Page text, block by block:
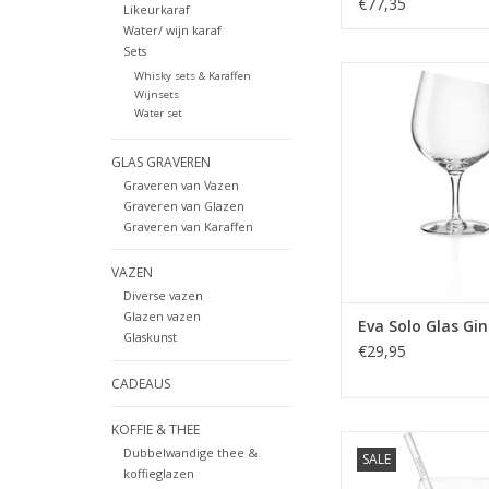
Likeurkaraf
Water/ wijn karaf
Sets
Whisky sets & Karaffen
Wijnsets
Water set
GLAS GRAVEREN
Graveren van Vazen
Graveren van Glazen
Graveren van Karaffen
VAZEN
Diverse vazen
Glazen vazen
Glaskunst
CADEAUS
KOFFIE & THEE
Dubbelwandige thee &
koffieglazen
Glas Gin 620
Eva Solo Glas
€29,95
SALE
De 9-delige set uit
collectie van Schott